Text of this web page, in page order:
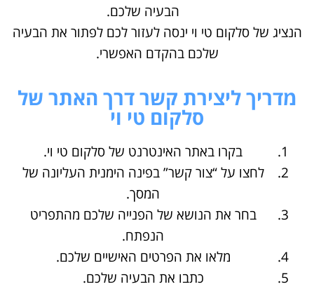
הבעיה שלכם.
הנציג של סלקום טי וי ינסה לעזור לכם לפתור את הבעיה
שלכם בהקדם האפשרי.
מדריך ליצירת קשר דרך האתר של
סלקום טי וי
בקרו באתר האינטרנט של סלקום טי וי.
לחצו על “צור קשר” בפינה הימנית העליונה של
המסך.
בחר את הנושא של הפנייה שלכם מהתפריט
הנפתח.
מלאו את הפרטים האישיים שלכם.
כתבו את הבעיה שלכם.